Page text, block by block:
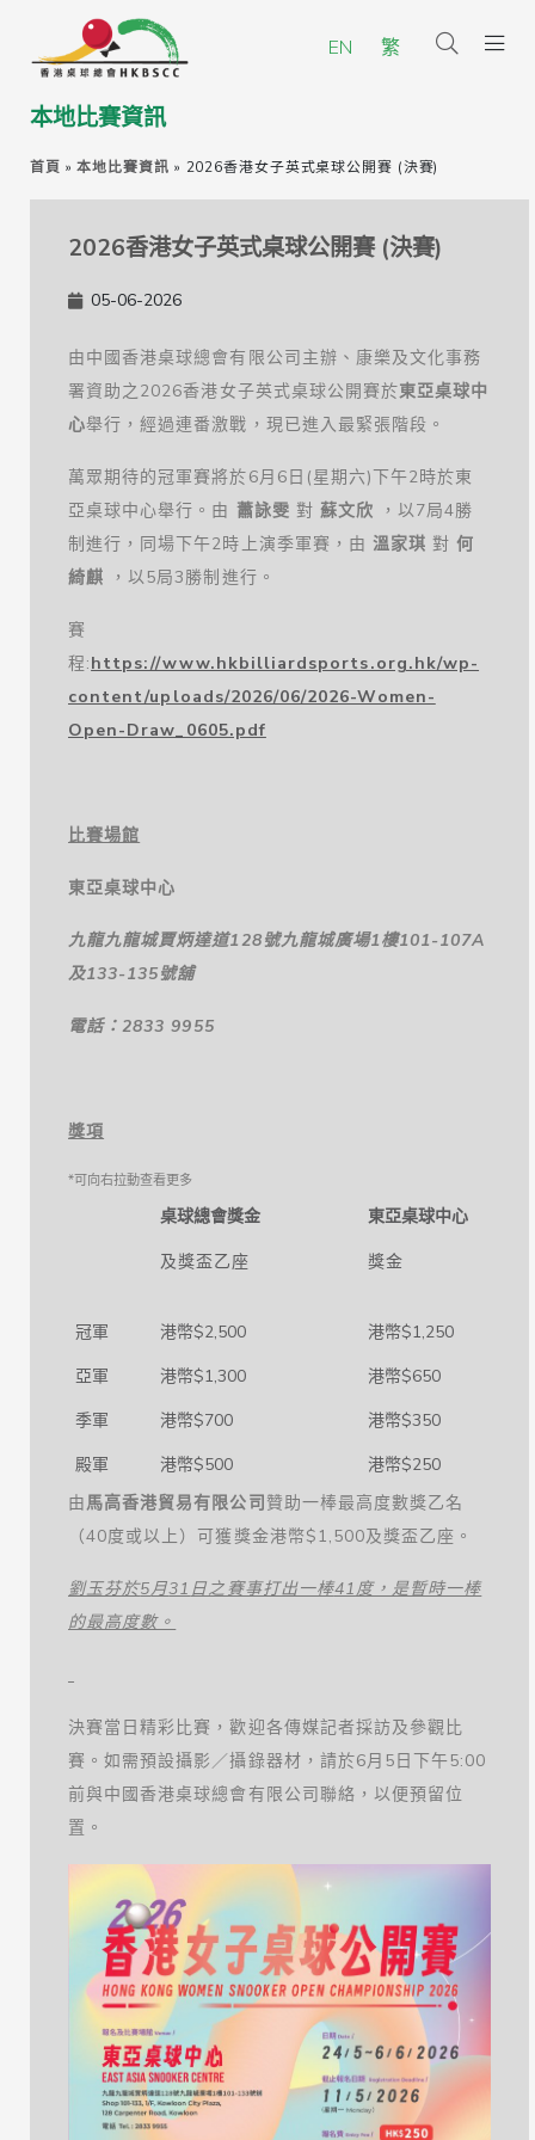
EN 繁
本地比賽資訊
首頁 »本地比賽資訊 » 2026香港女子英式桌球公開賽 (決賽)
2026香港女子英式桌球公開賽 (決賽)
05-06-2026
由中國香港桌球總會有限公司主辦、康樂及文化事務
署資助之2026香港女子英式桌球公開賽於東亞桌球中
心舉行，經過連番激戰，現已進入最緊張階段。
萬眾期待的冠軍賽將於6月6日(星期六)下午2時於東
亞桌球中心舉行。由 蕭詠雯 對 蘇文欣 ，以7局4勝
制進行，同場下午2時上演季軍賽，由 溫家琪 對何
綺麒 ，以5局3勝制進行。
賽
程:https://www.hkbilliardsports.org.hk/wp-
content/uploads/2026/06/2026-Women-
Open-Draw_0605.pdf
比賽場館
東亞桌球中心
九龍九龍城賈炳達道128號九龍城廣場1樓101-107A
及133-135號舖
電話：2833 9955
獎項
桌球總會獎金
及獎盃乙座
東亞桌球中心
獎金
冠軍 港幣$2,500
港幣$1,250
亞軍
港幣$1,300
港幣$650
季軍
港幣$700
港幣$350
殿軍
港幣$500
港幣$250
由馬高香港貿易有限公司贊助一棒最高度數獎乙名
（40度或以上）可獲獎金港幣$1,500及獎盃乙座。
劉玉芬於5月31 日之賽事打出一棒41度，是暫時一棒
的最高度數。
決賽當日精彩比賽，歡迎各傳媒記者採訪及參觀比
賽。如需預設攝影／攝錄器材，請於6月5日下午5:00
前與中國香港桌球總會有限公司聯絡，以便預留位
置。